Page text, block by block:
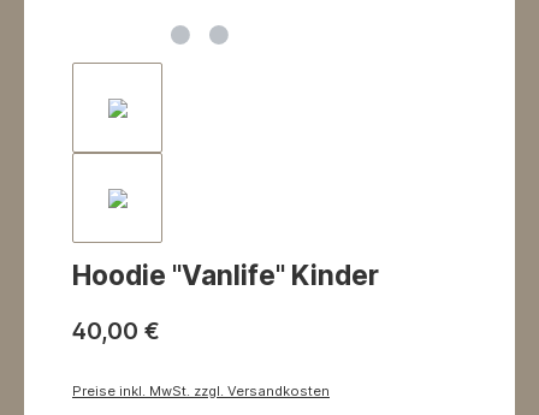
Hoodie "Vanlife" Kinder
40,00 €
Preise inkl. MwSt. zzgl. Versandkosten